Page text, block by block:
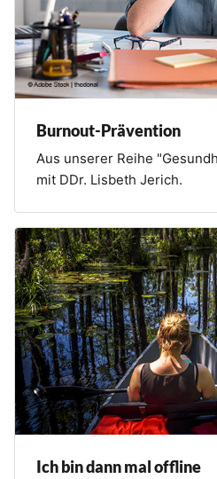
Burnout-Prävention
Aus unserer Reihe
mit DDr. Lisbeth Jerich.
Ich bin dann mal offline